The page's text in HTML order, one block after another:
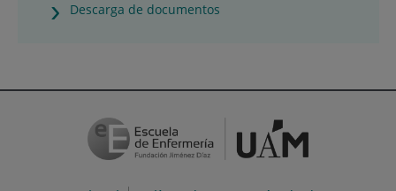
Descarga de documentos